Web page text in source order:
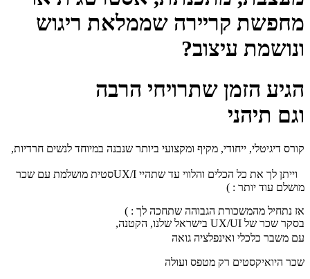
מחפשת קריירה שממלאת ריגוש
ונושמת עיצוב?
הגיע הזמן שתרויחי הרבה
וגם תיהני
קורס דיגיטלי, ייחודי, מקיף ומקצועי ביותר שנבנה במיוחד לנשים חרדיות,
וייתן לך את כל הכלים והלווי עד שתהיי UX/Iסטית מושלמת עם שכר
מושלם עוד יותר : )
אז נתחיל מהמשכורת הגבוהה שתחכה לך : )
בסקר שכר של UX/UI בישראל שלנו, הקטנה,
עם משבר כלכלי ואינפלציה גואה
שכר היואיקסטים רק מטפס ועולה